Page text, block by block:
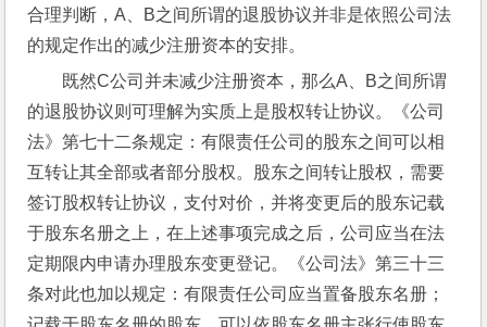
合理判断，A、B之间所谓的退股协议并非是依照公司法
的规定作出的减少注册资本的安排。
既然C公司并未减少注册资本，那么A、B之间所谓
的退股协议则可理解为实质上是股权转让协议。《公司
法》第七十二条规定：有限责任公司的股东之间可以相
互转让其全部或者部分股权。股东之间转让股权，需要
签订股权转让协议，支付对价，并将变更后的股东记载
于股东名册之上，在上述事项完成之后，公司应当在法
定期限内申请办理股东变更登记。《公司法》第三十三
条对此也加以规定：有限责任公司应当置备股东名册；